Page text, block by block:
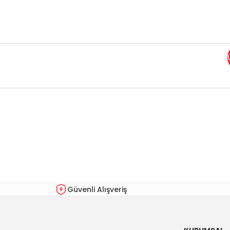
Ürün fiyatı diğer sitelerden daha pahalı.
Güvenli Alışveriş